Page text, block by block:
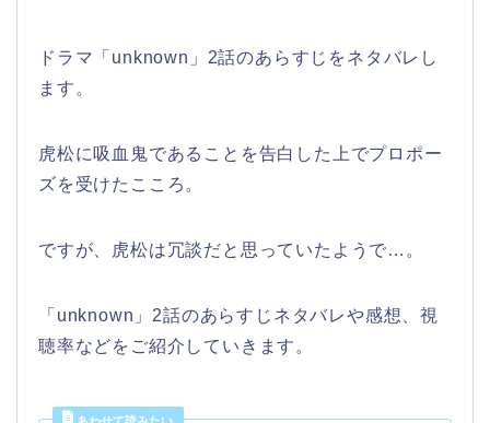
ドラマ「unknown」2話のあらすじをネタバレし
ます。
虎松に吸血鬼であることを告白した上でプロポー
ズを受けたこころ。
ですが、虎松は冗談だと思っていたようで…。
「unknown」2話のあらすじネタバレや感想、視
聴率などをご紹介していきます。